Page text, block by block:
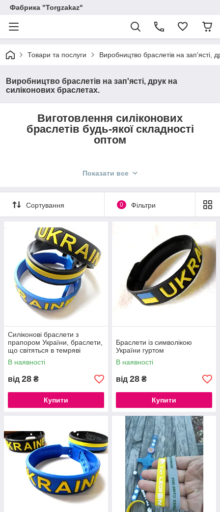
Фабрика "Torgzakaz"
Товари та послуги Виробництво браслетів на зап'ясті,
Виробництво браслетів на зап'ясті, друк на
силіконових браслетах.
Виготовлення силіконових
браслетів будь-якої складності
оптом
використовуватися повсюдно в спортзалах, клубах,
аквапарках, а також різними компаніями для проведення
промо-акцій та фестивалів.
Браслет ПВХ має безліч позитивних переваг:
- широка колірна гамма;
- зносостійкість;
- стійкість до потрапляння вологи, сонячних променів і
перепадів температури;
- можливість нанесення вдавленого і опуклого тексту;
- низька вартість.
Браслети з силікону та друк на поверхні них виробляються з
допомогою кількох видів обладнання. Є різні види друку та
форми браслетів. Вдавлені логотипи і об'ємні букви
Показати все
Сортування 0 Фільтри
Силіконові браслети з
прапором України, браслети,
що світяться в темряві
В наявності
від 28 ₴
Купити
Браслети із символікою
України гуртом
В наявності
від 28 ₴
Купити